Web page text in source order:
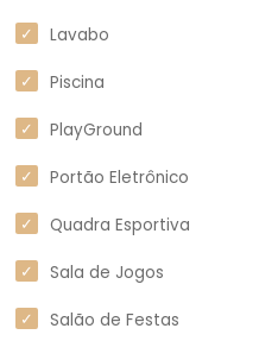
Lavabo
Piscina
PlayGround
Portão Eletrônico
Quadra Esportiva
Sala de Jogos
Salão de Festas